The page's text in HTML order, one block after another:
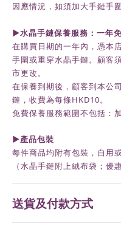
因應情況，如須加大手鏈手
►水晶手鏈保養服務：一年
在購買日期的一年內， 憑本
手圍或重穿水晶手鏈。顧客
市更改。
在保養到期後， 顧客到本公
鏈，收費為每條HKD10。
免費保養服務範圍不包括：
►產品包裝
每件商品均附有包裝，自用
（水晶手鏈附上絨布袋；優
送貨及付款方式